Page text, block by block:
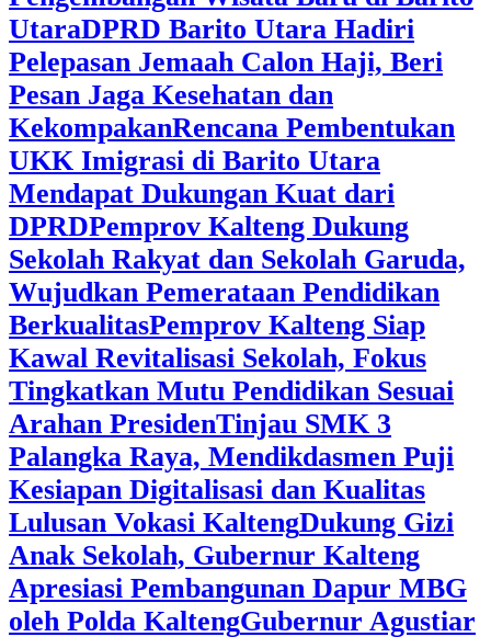
UtaraDPRD Barito Utara Hadiri
Pelepasan Jemaah Calon Haji, Beri
Pesan Jaga Kesehatan dan
KekompakanRencana Pembentukan
UKK Imigrasi di Barito Utara
Mendapat Dukungan Kuat dari
DPRD‎Pemprov Kalteng Dukung
Sekolah Rakyat dan Sekolah Garuda,
Wujudkan Pemerataan Pendidikan
Berkualitas‎Pemprov Kalteng Siap
Kawal Revitalisasi Sekolah, Fokus
Tingkatkan Mutu Pendidikan Sesuai
Arahan Presiden‎Tinjau SMK 3
Palangka Raya, Mendikdasmen Puji
Kesiapan Digitalisasi dan Kualitas
Lulusan Vokasi Kalteng‎Dukung Gizi
Anak Sekolah, Gubernur Kalteng
Apresiasi Pembangunan Dapur MBG
oleh Polda Kalteng‎Gubernur Agustiar